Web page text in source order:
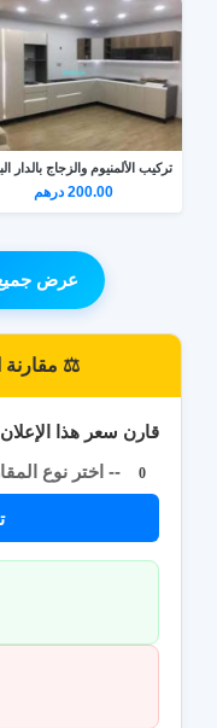
200.00 درهم
عرض جميع
⚖️ مقارنة
قارن سعر هذا
-- اختر نوع
0